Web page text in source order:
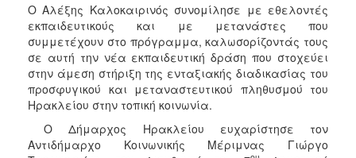
ΤΟΠΟΣ
ΠΟΛΙΤΙΣΜΟΣ
ΑΝΘΕΚΤΙΚΗ
Ο Αλέξης Καλοκαιρινός συνομίλησε με εθελοντές
εκπαιδευτικούς και με μετανάστες που
συμμετέχουν στο πρόγραμμα, καλωσορίζοντάς τους
σε αυτή την νέα εκπαιδευτική δράση που στοχεύει
στην άμεση στήριξη της ενταξιακής διαδικασίας του
προσφυγικού και μεταναστευτικού πληθυσμού του
Ηρακλείου στην τοπική κοινωνία.
Ο Δήμαρχος Ηρακλείου ευχαρίστησε τον
Αντιδήμαρχο Κοινωνικής Μέριμνας Γιώργο